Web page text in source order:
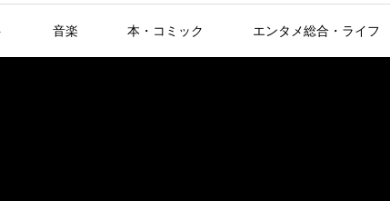
音楽 本・コミック エンタメ総合・ライフ